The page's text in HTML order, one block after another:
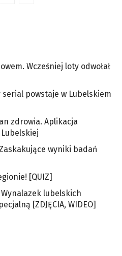
Wcześniej loty odwołał
serial powstaje w Lubelskiem
zdrowia. Aplikacja
wyniki badań
[QUIZ]
lubelskich
[ZDJĘCIA, WIDEO]